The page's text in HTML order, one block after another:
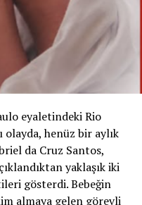
Tallinn’den
(araştırma), Anja
metin,
için yapılan araştırma
bağlamda, olayların
vurgulanıyor.
ve Bağlantıları
eyaletindeki Rio
olayda, henüz bir aylık
da Cruz Santos,
yaklaşık iki
gösterdi. Bebeğin
almaya gelen görevli